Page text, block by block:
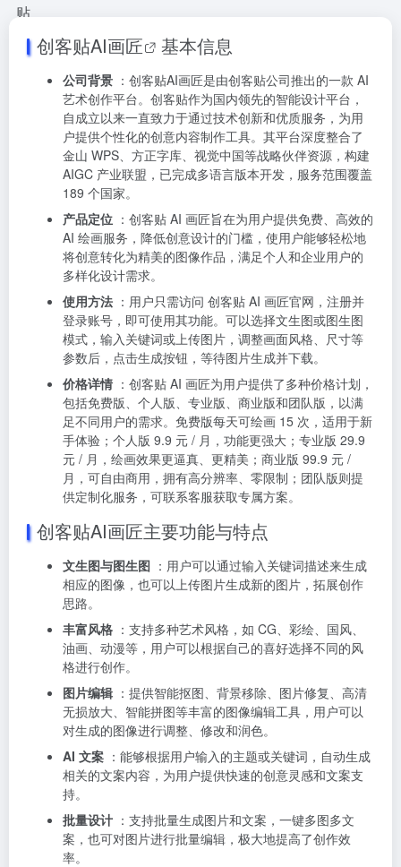
创客贴AI画匠 基本信息
公司背景 ：创客贴AI画匠是由创客贴公司推出的一款 AI
艺术创作平台。创客贴作为国内领先的智能设计平台，
自成立以来一直致力于通过技术创新和优质服务，为用
户提供个性化的创意内容制作工具。其平台深度整合了
金山 WPS、方正字库、视觉中国等战略伙伴资源，构建
AIGC 产业联盟，已完成多语言版本开发，服务范围覆盖
189 个国家。
产品定位 ：创客贴 AI 画匠旨在为用户提供免费、高效的
AI 绘画服务，降低创意设计的门槛，使用户能够轻松地
将创意转化为精美的图像作品，满足个人和企业用户的
多样化设计需求。
使用方法 ：用户只需访问 创客贴 AI 画匠官网 ，注册并
登录账号，即可使用其功能。可以选择文生图或图生图
模式，输入关键词或上传图片，调整画面风格、尺寸等
参数后，点击生成按钮，等待图片生成并下载。
价格详情 ：创客贴 AI 画匠为用户提供了多种价格计划，
包括免费版、个人版、专业版、商业版和团队版，以满
足不同用户的需求。免费版每天可绘画 15 次，适用于新
手体验；个人版 9.9 元 / 月，功能更强大；专业版 29.9
元 / 月，绘画效果更逼真、更精美；商业版 99.9 元 /
月，可自由商用，拥有高分辨率、零限制；团队版则提
供定制化服务，可联系客服获取专属方案。
创客贴AI画匠主要功能与特点
文生图与图生图 ：用户可以通过输入关键词描述来生成
相应的图像，也可以上传图片生成新的图片，拓展创作
思路。
丰富风格 ：支持多种艺术风格，如 CG、彩绘、国风、
油画、动漫等，用户可以根据自己的喜好选择不同的风
格进行创作。
图片编辑 ：提供智能抠图、背景移除、图片修复、高清
无损放大、智能拼图等丰富的图像编辑工具，用户可以
对生成的图像进行调整、修改和润色。
AI 文案 ：能够根据用户输入的主题或关键词，自动生成
相关的文案内容，为用户提供快速的创意灵感和文案支
持。
批量设计 ：支持批量生成图片和文案，一键多图多文
案，也可对图片进行批量编辑，极大地提高了创作效
率。